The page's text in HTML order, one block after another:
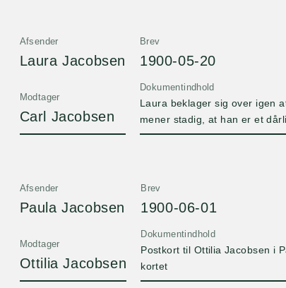
Afsender
Laura Jacobsen
Brev
1900-05-20
Modtager
Carl Jacobsen
Dokumentindhold
Laura beklager sig over igen
mener stadig, at han er et
mere til stede for dem, især
Afsender
Paula Jacobsen
Brev
1900-06-01
Modtager
Ottilia Jacobsen
Dokumentindhold
Postkort til Ottilia Jacobsen i
kortet